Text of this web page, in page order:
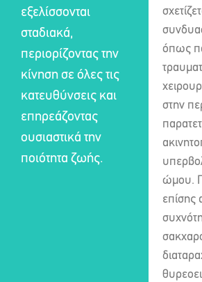
εξελίσσονται
σταδιακά,
περιορίζοντας την
κίνηση σε όλες τις
κατευθύνσεις και
επηρεάζοντας
ουσιαστικά την
ποιότητα ζωής.
όπως
στην
ώμου.
επίσης